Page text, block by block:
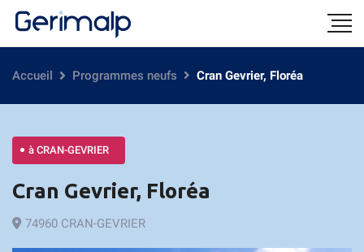
Accueil Programmes neufs Cran Gevrier, Floréa
à CRAN-GEVRIER
Cran Gevrier, Floréa
74960 CRAN-GEVRIER